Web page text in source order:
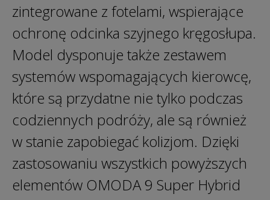
zintegrowane z fotelami, wspierające
ochronę odcinka szyjnego kręgosłupa.
Model dysponuje także zestawem
systemów wspomagających kierowcę,
które są przydatne nie tylko podczas
codziennych podróży, ale są również
w stanie zapobiegać kolizjom. Dzięki
zastosowaniu wszystkich powyższych
elementów OMODA 9 Super Hybrid